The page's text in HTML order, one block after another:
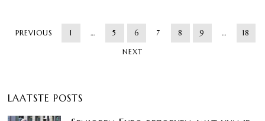
PREVIOUS 1 … 5 6 7 8 9 … 18
NEXT
LAATSTE POSTS